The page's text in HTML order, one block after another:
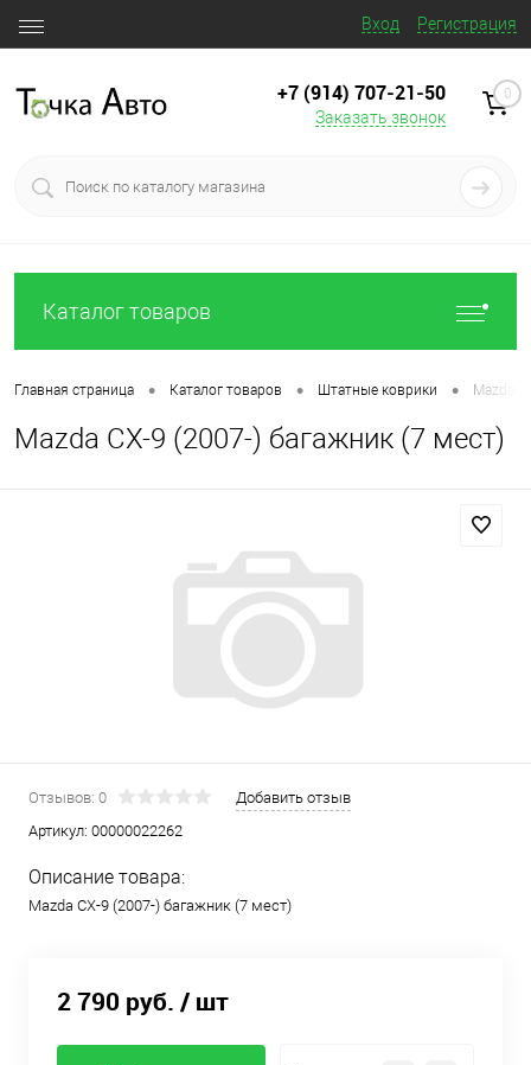
Вход Регистрация
+7 (914) 707‒21‒50
Заказать звонок
0
Каталог товаров
Главная страница • Каталог товаров • Штатные коврики • Mazda
Mazda CX-9 (2007-) багажник (7 мест)
Отзывов: 0
Добавить отзыв
Артикул: 00000022262
Описание товара:
Mazda CX-9 (2007-) багажник (7 мест)
2 790 руб. / шт